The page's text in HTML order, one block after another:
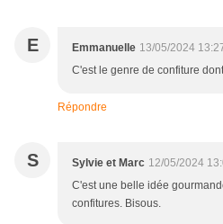
E Emmanuelle 13/05/2024
C'est le genre de confiture
Répondre
S Sylvie et Marc 12/05/2024
C'est une belle idée
confitures. Bisous.